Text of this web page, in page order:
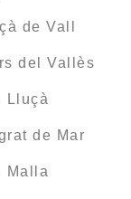
de Vall
del Vallès
Lluçà
de Mar
Malla